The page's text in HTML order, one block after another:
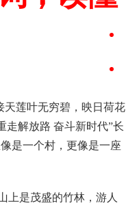
天莲叶无穷碧，映日荷花
走解放路 奋斗新时代”长
是一个村，更像是一座
是茂盛的竹林，游人